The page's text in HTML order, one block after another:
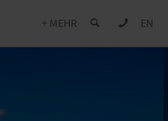
+ MEHR EN